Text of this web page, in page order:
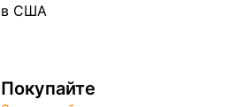
в США
Покупайте